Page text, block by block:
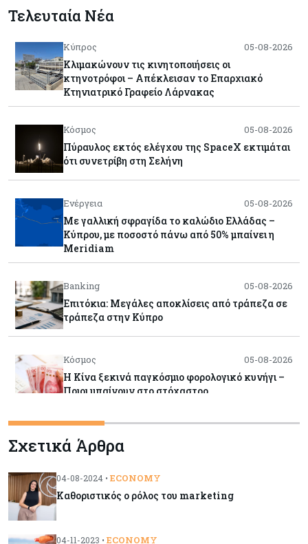
Τελευταία Νέα
Κύπρος 05-08-2026
Κλιμακώνουν τις κινητοποιήσεις οι
κτηνοτρόφοι – Απέκλεισαν το Επαρχιακό
Κτηνιατρικό Γραφείο Λάρνακας
Κόσμος 05-08-2026
Πύραυλος εκτός ελέγχου της SpaceX εκτιμάται
ότι συνετρίβη στη Σελήνη
Ενέργεια 05-08-2026
Με γαλλική σφραγίδα το καλώδιο Ελλάδας –
Κύπρου, με ποσοστό πάνω από 50% μπαίνει η
Meridiam
Banking 05-08-2026
Επιτόκια: Μεγάλες αποκλίσεις από τράπεζα σε
τράπεζα στην Κύπρο
Κόσμος 05-08-2026
Η Κίνα ξεκινά παγκόσμιο φορολογικό κυνήγι –
Ποιοι μπαίνουν στο στόχαστρο
Χρηματιστήρια: Οι δείκτες σε ιστορικά υψηλα –
φούσκα» και νέο κραχ;
Ιταλία: Αξιοποιεί τη δημοσιονομική ευελιξία της
Σχετικά Άρθρα
04-08-2024 • ECONOMY
Καθοριστικός ο ρόλος του marketing
04-11-2023 • ECONOMY